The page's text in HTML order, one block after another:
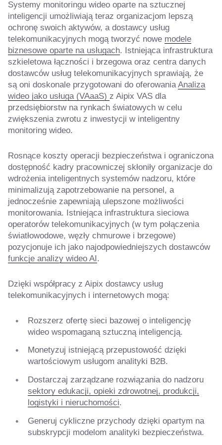
Systemy monitoringu wideo oparte na sztucznej
inteligencji umożliwiają teraz organizacjom lepszą
ochronę swoich aktywów, a dostawcy usług
telekomunikacyjnych mogą tworzyć nowe modele
biznesowe oparte na usługach. Istniejąca infrastruktura
szkieletowa łączności i brzegowa oraz centra danych
dostawców usług telekomunikacyjnych sprawiają, że
są oni doskonale przygotowani do oferowania Analiza
wideo jako usługa (VAaaS) z Aipix VAS dla
przedsiębiorstw na rynkach światowych w celu
zwiększenia zwrotu z inwestycji w inteligentny
monitoring wideo.
Rosnące koszty operacji bezpieczeństwa i ograniczona
dostępność kadry pracowniczej skłoniły organizacje do
wdrożenia inteligentnych systemów nadzoru, które
minimalizują zapotrzebowanie na personel, a
jednocześnie zapewniają ulepszone możliwości
monitorowania. Istniejąca infrastruktura sieciowa
operatorów telekomunikacyjnych (w tym połączenia
światłowodowe, węzły chmurowe i brzegowe)
pozycjonuje ich jako najodpowiedniejszych dostawców
funkcje analizy wideo AI.
Dzięki współpracy z Aipix dostawcy usług
telekomunikacyjnych i internetowych mogą:
Rozszerz ofertę sieci bazowej o inteligencję
wideo wspomaganą sztuczną inteligencją.
Monetyzuj istniejącą przepustowość dzięki
wartościowym usługom analityki B2B.
Dostarczaj zarządzane rozwiązania do nadzoru
sektory edukacji, opieki zdrowotnej, produkcji,
logistyki i nieruchomości.
Generuj cykliczne przychody dzięki opartym na
subskrypcji modelom analityki bezpieczeństwa.